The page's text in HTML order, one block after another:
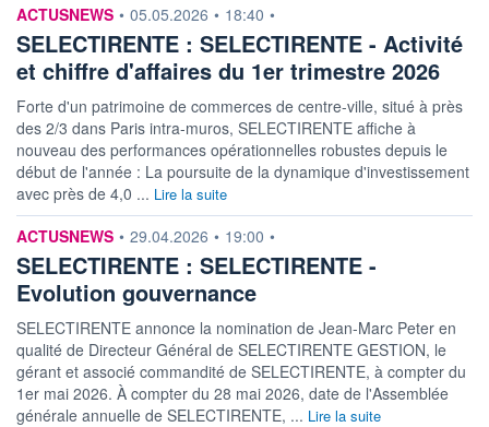
information fournie par
ACTUSNEWS • 05.05.2026 • 18:40 •
SELECTIRENTE : SELECTIRENTE - Activité
et chiffre d'affaires du 1er trimestre 2026
Forte d'un patrimoine de commerces de centre-ville, situé à près
des 2/3 dans Paris intra-muros, SELECTIRENTE affiche à
nouveau des performances opérationnelles robustes depuis le
début de l'année : La poursuite de la dynamique d'investissement
avec près de 4,0 ... Lire la suite
information fournie par
ACTUSNEWS • 29.04.2026 • 19:00 •
SELECTIRENTE : SELECTIRENTE -
Evolution gouvernance
SELECTIRENTE annonce la nomination de Jean-Marc Peter en
qualité de Directeur Général de SELECTIRENTE GESTION, le
gérant et associé commandité de SELECTIRENTE, à compter du
1er mai 2026. À compter du 28 mai 2026, date de l'Assemblée
générale annuelle de SELECTIRENTE, ... Lire la suite